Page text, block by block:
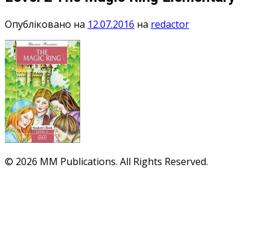
Опубліковано на 12.07.2016 на redactor
© 2026 MM Publications. All Rights Reserved.